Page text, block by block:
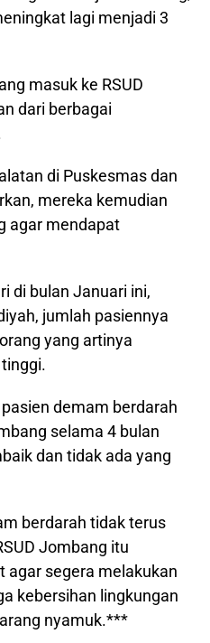
lagi menjadi 3
masuk ke RSUD
dari berbagai
di Puskesmas dan
mereka kemudian
agar mendapat
di bulan Januari ini,
jumlah pasiennya
yang artinya
demam berdarah
selama 4 bulan
dan tidak ada yang
berdarah tidak terus
Jombang itu
agar segera melakukan
kebersihan lingkungan
nyamuk.***